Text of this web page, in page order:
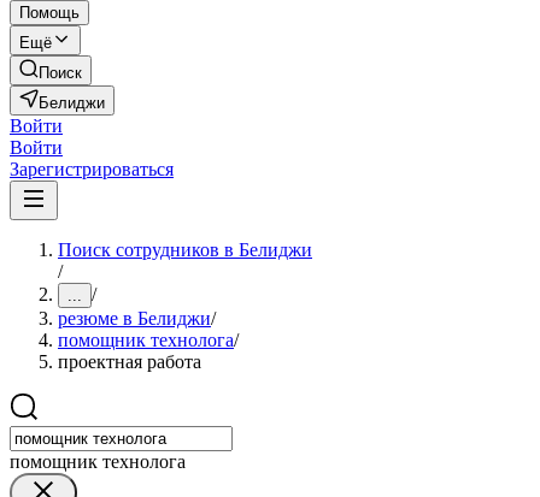
Помощь
Ещё
Поиск
Белиджи
Войти
Войти
Зарегистрироваться
Поиск сотрудников в Белиджи
/
... /
резюме в Белиджи/
помощник технолога/
проектная работа
помощник технолога